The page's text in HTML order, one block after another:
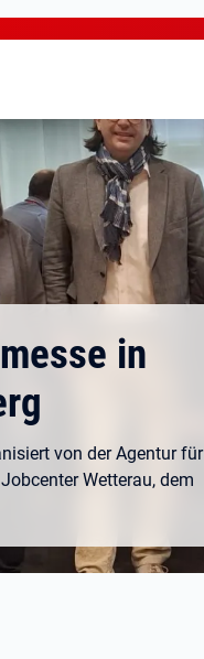
in
von der Agentur für
Wetterau, dem